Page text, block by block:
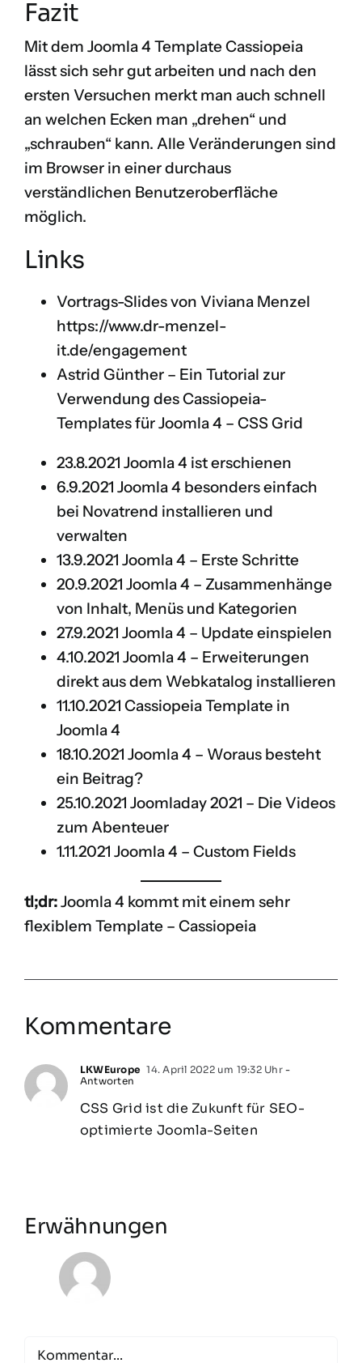
Fazit
Mit dem Joomla 4 Template Cassiopeia
lässt sich sehr gut arbeiten und nach den
ersten Versuchen merkt man auch schnell
an welchen Ecken man „drehen“ und
„schrauben“ kann. Alle Veränderungen sind
im Browser in einer durchaus
verständlichen Benutzeroberfläche
möglich.
Links
Vortrags-Slides von Viviana Menzel
https://www.dr-menzel-
it.de/engagement
Astrid Günther – Ein Tutorial zur
Verwendung des Cassiopeia-
Templates für Joomla 4 – CSS Grid
23.8.2021 Joomla 4 ist erschienen
6.9.2021 Joomla 4 besonders einfach
bei Novatrend installieren und
verwalten
13.9.2021 Joomla 4 – Erste Schritte
20.9.2021 Joomla 4 – Zusammenhänge
von Inhalt, Menüs und Kategorien
27.9.2021 Joomla 4 – Update einspielen
4.10.2021 Joomla 4 – Erweiterungen
direkt aus dem Webkatalog installieren
11.10.2021 Cassiopeia Template in
Joomla 4
18.10.2021 Joomla 4 – Woraus besteht
ein Beitrag?
25.10.2021 Joomladay 2021 – Die Videos
zum Abenteuer
1.11.2021 Joomla 4 – Custom Fields
tl;dr:Joomla 4 kommt mit einem sehr
flexiblem Template – Cassiopeia
Kommentare
LKWEurope 14. April 2022 um 19:32 Uhr-
Antworten
CSS Grid ist die Zukunft für SEO-
optimierte Joomla-Seiten
Erwähnungen
Comment